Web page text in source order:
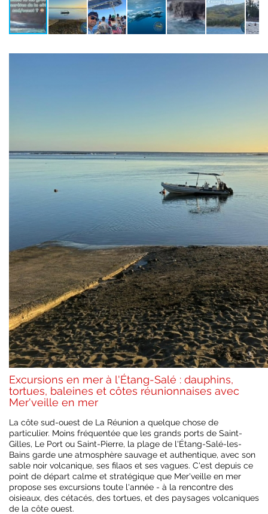
Excursions en mer à l'Étang-Salé : dauphins,
tortues, baleines et côtes réunionnaises avec
Mer'veille en mer
La côte sud-ouest de La Réunion a quelque chose de
particulier. Moins fréquentée que les grands ports de Saint-
Gilles, Le Port ou Saint-Pierre, la plage de l'Étang-Salé-les-
Bains garde une atmosphère sauvage et authentique, avec son
sable noir volcanique, ses filaos et ses vagues. C'est depuis ce
point de départ calme et stratégique que Mer'veille en mer
propose ses excursions toute l'année - à la rencontre des
oisieaux, des cétacés, des tortues, et des paysages volcaniques
de la côte ouest.